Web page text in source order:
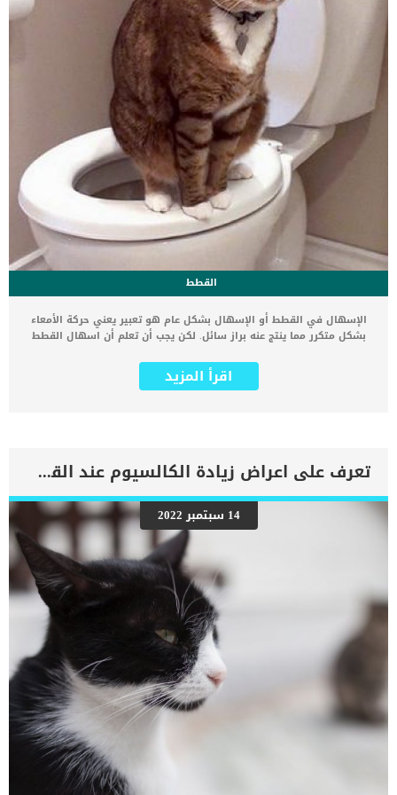
القطط
الإسهال في القطط أو الإسهال بشكل عام هو تعبير يعني حركة الأمعاء
بشكل متكرر مما ينتج عنه براز سائل. لكن يجب أن تعلم أن اسهال القطط
لبعض الأمراض. لذلك فقد يحدث الإسهال عند قطتك لعدة أسباب قد تكون
بسيطة أو خطيرة. الاسهال عند القطط قد يحدث بسبب عدم الاهتمام
اثنين ثم يذهب بدون أي أدوية أو علاج. وقد يأتي على فترات متقطعة.
بشكل عام الإسهال ليس مرضا خطيرا في القطط إلا إذا استمر لأكثر من
يومين أو ثلاثة بدون تغير. وقتها عليك الإنتباه ومعرفة السبب حتى لا
تصاب قطتك بالجفاف أو ربما بماهو أكثر من ذلك. إذا لاحظت أن إسهال
القطط مع دم أو براز القطة مصحوب بالدماء فإن ذلك قد يكون مؤشرا
على الإصابة بالديدان المعوية إذا لم تكن قطتك مطعمة ضد ديدان القطط
كما إذا لاحظت أن لون براز القطة أسود أو اسهال القطط مع دم أسود
فإن هذا […]
اقرأ المزيد
تعرف على اعراض زيادة الكالسيوم عند القطط
14 سبتمبر 2022